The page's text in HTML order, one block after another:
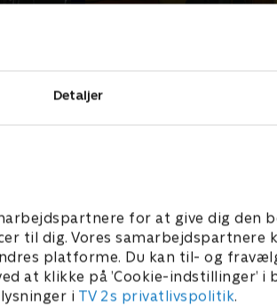
Detaljer
for at give dig den
til dig. Vores samarbejdspartnere
platforme. Du kan til- og
at klikke på ’Cookie-indstillinger’ i
i TV 2s privatlivspolitik.
bliver
Holmes og Watson